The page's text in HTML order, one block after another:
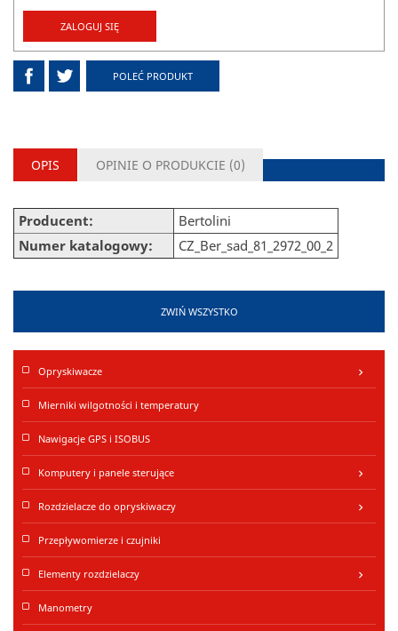
ZWIŃ WSZYSTKO
Opryskiwacze keyboard_arrow_right
Mierniki wilgotności i temperatury
Nawigacje GPS i ISOBUS
Komputery i panele sterujące keyboard_arrow_right
Rozdzielacze do opryskiwaczy keyboard_arrow_right
Przepływomierze i czujniki
Elementy rozdzielaczy keyboard_arrow_right
Manometry
ZALOGUJ SIĘ
POLEĆ PRODUKT
OPIS OPINIE O PRODUKCIE (0)
Producent:
Bertolini
Numer katalogowy:
CZ_Ber_sad_81_2972_00_2